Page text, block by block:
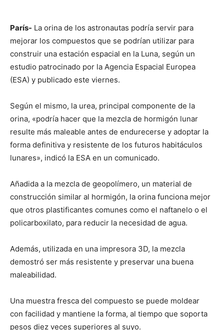
París- La orina de los astronautas podría servir para
mejorar los compuestos que se podrían utilizar para
construir una estación espacial en la Luna, según un
estudio patrocinado por la Agencia Espacial Europea
(ESA) y publicado este viernes.
Según el mismo, la urea, principal componente de la
orina, «podría hacer que la mezcla de hormigón lunar
resulte más maleable antes de endurecerse y adoptar la
forma definitiva y resistente de los futuros habitáculos
lunares», indicó la ESA en un comunicado.
Añadida a la mezcla de geopolímero, un material de
construcción similar al hormigón, la orina funciona mejor
que otros plastificantes comunes como el naftanelo o el
policarboxilato, para reducir la necesidad de agua.
Además, utilizada en una impresora 3D, la mezcla
demostró ser más resistente y preservar una buena
maleabilidad.
Una muestra fresca del compuesto se puede moldear
con facilidad y mantiene la forma, al tiempo que soporta
pesos diez veces superiores al suyo.